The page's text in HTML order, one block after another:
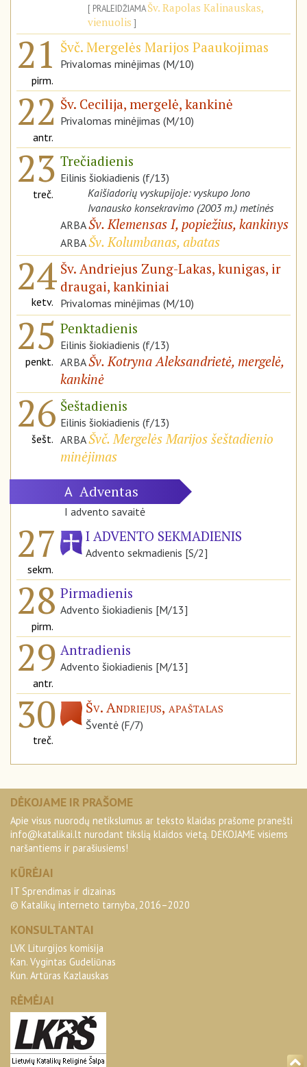
PRALEIDŽIAMAŠv. Rapolas Kalinauskas,
vienuolis
21
pirm.
Švč. Mergelės Marijos Paaukojimas
Privalomas minėjimas (M/10)
22
antr.
Šv. Cecilija, mergelė, kankinė
Privalomas minėjimas (M/10)
23
treč.
Trečiadienis
Eilinis šiokiadienis (f/13)
Kaišiadorių vyskupijoje: vyskupo Jono
Ivanausko konsekravimo (2003 m.) metinės
ARBAŠv. Klemensas I, popiežius, kankinys
ARBAŠv. Kolumbanas, abatas
24
ketv.
Šv. Andriejus Zung-Lakas, kunigas, ir
draugai, kankiniai
Privalomas minėjimas (M/10)
25
penkt.
Penktadienis
Eilinis šiokiadienis (f/13)
ARBAŠv. Kotryna Aleksandrietė, mergelė,
kankinė
26
šešt.
Šeštadienis
Eilinis šiokiadienis (f/13)
ARBAŠvč. Mergelės Marijos šeštadienio
minėjimas
A Adventas
I advento savaitė
27
sekm.
I ADVENTO SEKMADIENIS
Advento sekmadienis [S/2]
28
pirm.
Pirmadienis
Advento šiokiadienis [M/13]
29
antr.
Antradienis
Advento šiokiadienis [M/13]
30
treč.
Šv. Andriejus, apaštalas
Šventė (F/7)
DĖKOJAME IR PRAŠOME
Apie visus nuorodų netikslumus ar teksto klaidas prašome pranešti
info@katalikai.lt nurodant tikslią klaidos vietą. DĖKOJAME visiems
naršantiems ir parašiusiems!
KŪRĖJAI
IT Sprendimas ir dizainas
© Katalikų interneto tarnyba, 2016–2020
KONSULTANTAI
LVK Liturgijos komisija
Kan. Vygintas Gudeliūnas
Kun. Artūras Kazlauskas
RĖMĖJAI